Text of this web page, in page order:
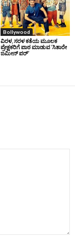
Bollywood
ವಿರಳ, ಸರಳ ಕತೆಯ ಮೂಲಕ
ಪ್ರೇಕ್ಷಕರಿಗೆ ಪಾಠ ಮಾಡುವ ‘ಸಿತಾರೇ
ಜಮೀನ್‌ ಪರ್’